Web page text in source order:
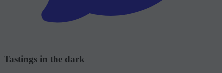
Tastings in the dark